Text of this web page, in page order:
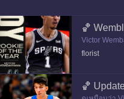
🏀
Victor
florist
🏀